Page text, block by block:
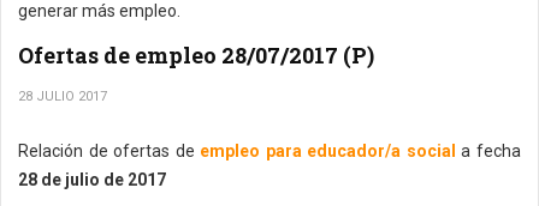
generar más empleo.
Ofertas de empleo 28/07/2017 (P)
28 JULIO 2017
Relación de ofertas de empleo para educador/a social a fecha
28 de julio de 2017